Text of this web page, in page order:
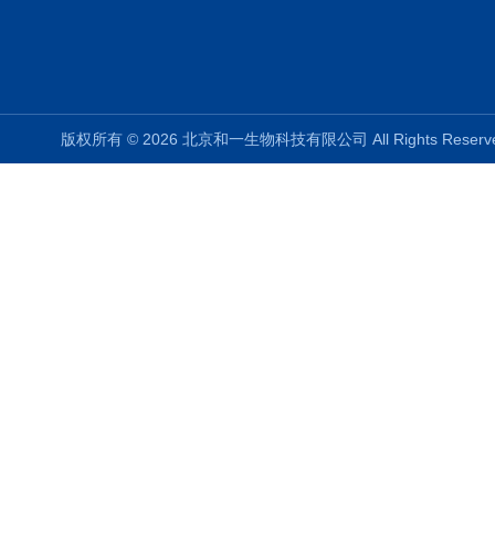
版权所有 © 2026 北京和一生物科技有限公司 All Rights